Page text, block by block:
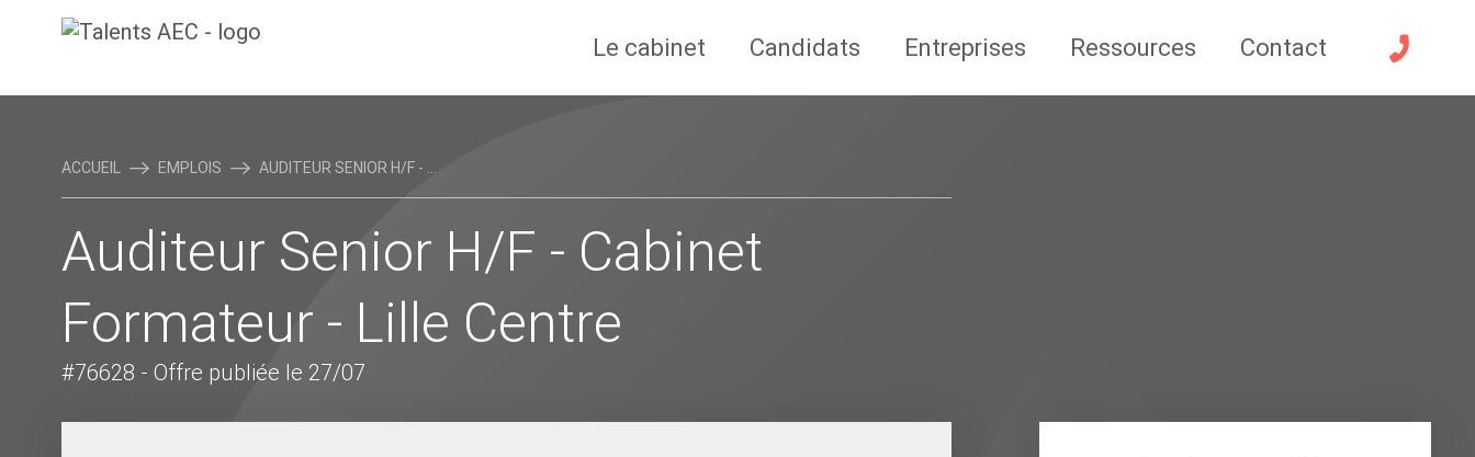
Le cabinet Candidats Entreprises Ressources Contact
ACCUEIL EMPLOIS AUDITEUR SENIOR H/F - ...
Auditeur Senior H/F - Cabinet
Formateur - Lille Centre
#76628 - Offre publiée le 27/07